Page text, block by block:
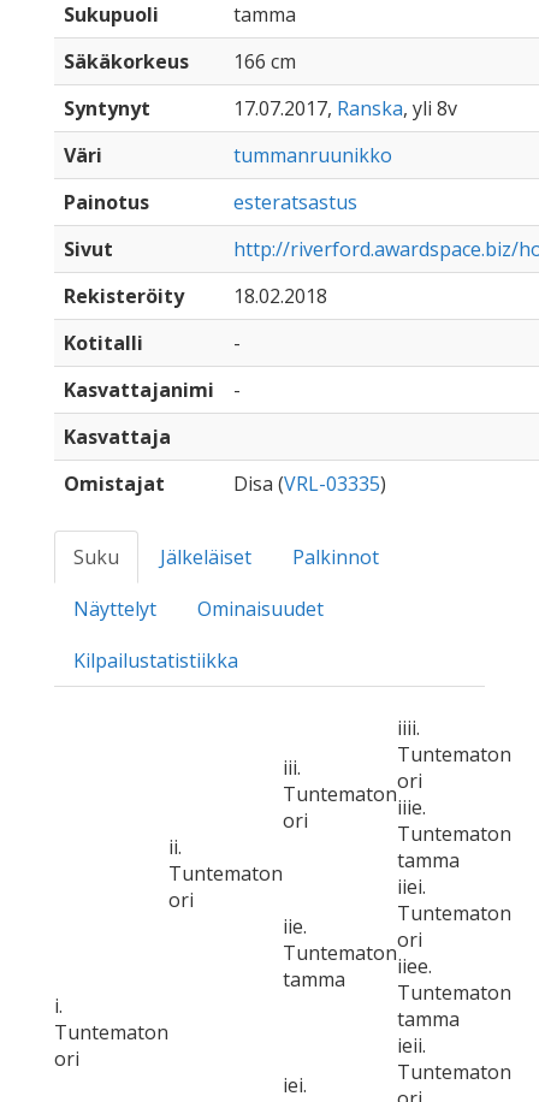
Sukupuoli
tamma
Säkäkorkeus
166 cm
Syntynyt
17.07.2017, Ranska, yli 8v
Väri
tummanruunikko
Painotus
esteratsastus
Sivut
http://riverford.awardspace.biz/
Rekisteröity
18.02.2018
Kotitalli
-
Kasvattajanimi
-
Kasvattaja
Omistajat
Disa (VRL-03335)
Suku Jälkeläiset
Palkinnot
Näyttelyt
Ominaisuudet
Kilpailustatistiikka
i.
Tuntematon
ori
ii.
Tuntematon
ori
iii.
Tuntematon
ori
iiii.
Tuntematon
ori
iiie.
Tuntematon
tamma
iie.
Tuntematon
tamma
iiei.
Tuntematon
ori
iiee.
Tuntematon
tamma
iei.
ieii.
Tuntematon